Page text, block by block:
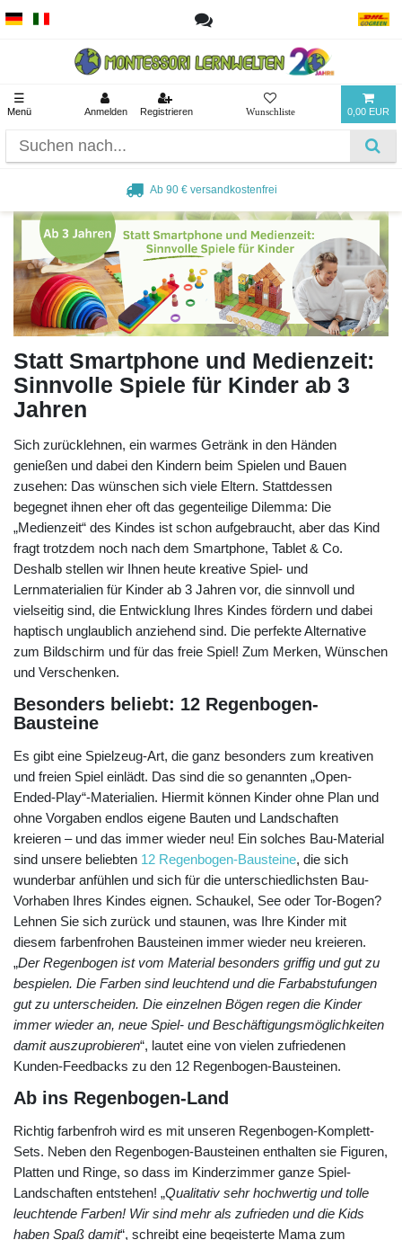
☰
Menü Anmelden Registrieren 0,00 EUR
Beliebt bei Pädagogen und
Statt Smartphone und Medienzeit:
Sinnvolle Spiele für Kinder ab 3
Jahren
Sich zurücklehnen, ein warmes Getränk in den Händen
genießen und dabei den Kindern beim Spielen und Bauen
zusehen: Das wünschen sich viele Eltern. Stattdessen
begegnet ihnen eher oft das gegenteilige Dilemma: Die
„Medienzeit“ des Kindes ist schon aufgebraucht, aber das Kind
fragt trotzdem noch nach dem Smartphone, Tablet & Co.
Deshalb stellen wir Ihnen heute kreative Spiel- und
Lernmaterialien für Kinder ab 3 Jahren vor, die sinnvoll und
vielseitig sind, die Entwicklung Ihres Kindes fördern und dabei
haptisch unglaublich anziehend sind. Die perfekte Alternative
zum Bildschirm und für das freie Spiel! Zum Merken, Wünschen
und Verschenken.
Besonders beliebt: 12 Regenbogen-
Bausteine
Es gibt eine Spielzeug-Art, die ganz besonders zum kreativen
und freien Spiel einlädt. Das sind die so genannten „Open-
Ended-Play“-Materialien. Hiermit können Kinder ohne Plan und
ohne Vorgaben endlos eigene Bauten und Landschaften
kreieren – und das immer wieder neu! Ein solches Bau-Material
sind unsere beliebten 12 Regenbogen-Bausteine, die sich
wunderbar anfühlen und sich für die unterschiedlichsten Bau-
Vorhaben Ihres Kindes eignen. Schaukel, See oder Tor-Bogen?
Lehnen Sie sich zurück und staunen, was Ihre Kinder mit
diesem farbenfrohen Bausteinen immer wieder neu kreieren.
„Der Regenbogen ist vom Material besonders griffig und gut zu
bespielen. Die Farben sind leuchtend und die Farbabstufungen
gut zu unterscheiden. Die einzelnen Bögen regen die Kinder
immer wieder an, neue Spiel- und Beschäftigungsmöglichkeiten
damit auszuprobieren“, lautet eine von vielen zufriedenen
Kunden-Feedbacks zu den 12 Regenbogen-Bausteinen.
Ab ins Regenbogen-Land
Richtig farbenfroh wird es mit unseren Regenbogen-Komplett-
Sets. Neben den Regenbogen-Bausteinen enthalten sie Figuren,
Platten und Ringe, so dass im Kinderzimmer ganze Spiel-
Landschaften entstehen! „Qualitativ sehr hochwertig und tolle
leuchtende Farben! Wir sind mehr als zufrieden und die Kids
haben Spaß damit“, schreibt eine begeisterte Mama zum